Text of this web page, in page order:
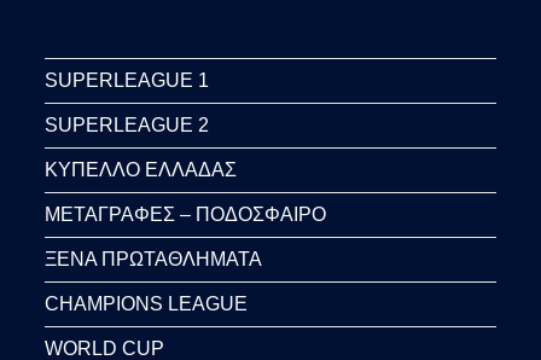
SUPERLEAGUE 1
SUPERLEAGUE 2
ΚΥΠΕΛΛΟ ΕΛΛΑΔΑΣ
ΜΕΤΑΓΡΑΦΕΣ – ΠΟΔΟΣΦΑΙΡΟ
ΞΕΝΑ ΠΡΩΤΑΘΛΗΜΑΤΑ
CHAMPIONS LEAGUE
WORLD CUP